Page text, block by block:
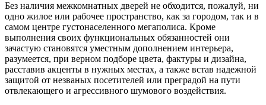
Без наличия межкомнатных дверей не обходится, пожалуй, ни
одно жилое или рабочее пространство, как за городом, так и в
самом центре густонаселенного мегаполиса. Кроме
выполнения своих функциональных обязанностей они
зачастую становятся уместным дополнением интерьера,
разумеется, при верном подборе цвета, фактуры и дизайна,
расставив акценты в нужных местах, а также встав надежной
защитой от незваных посетителей или преградой на пути
отвлекающего и агрессивного шумового воздействия.